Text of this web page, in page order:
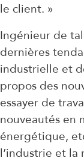
le client. »
Ingénieur de
dernières
industrielle et
propos des
essayer de
nouveautés en
énergétique,
l’industrie et